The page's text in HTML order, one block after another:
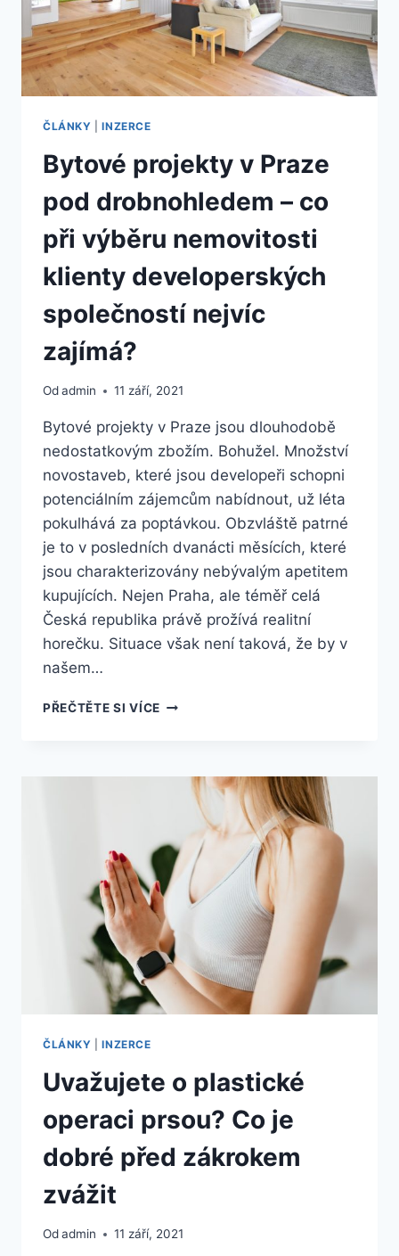
ČLÁNKY |INZERCE
Bytové projekty v Praze
pod drobnohledem – co
při výběru nemovitosti
klienty developerských
společností nejvíc
zajímá?
Odadmin 11 září, 2021
Bytové projekty v Praze jsou dlouhodobě
nedostatkovým zbožím. Bohužel. Množství
novostaveb, které jsou developeři schopni
potenciálním zájemcům nabídnout, už léta
pokulhává za poptávkou. Obzvláště patrné
je to v posledních dvanácti měsících, které
jsou charakterizovány nebývalým apetitem
kupujících. Nejen Praha, ale téměř celá
Česká republika právě prožívá realitní
horečku. Situace však není taková, že by v
našem…
PŘEČTĚTE SI VÍCEBYTOVÉ
POD
DROBNOHLEDEM
PŘI
VÝBĚRU
NEMOVITOSTI
KLIENTY
DEVELOPERSKÝCH
SPOLEČNOSTÍ
NEJVÍC
ZAJÍMÁ?
ČLÁNKY |INZERCE
Uvažujete o plastické
operaci prsou? Co je
dobré před zákrokem
zvážit
Odadmin 11 září, 2021